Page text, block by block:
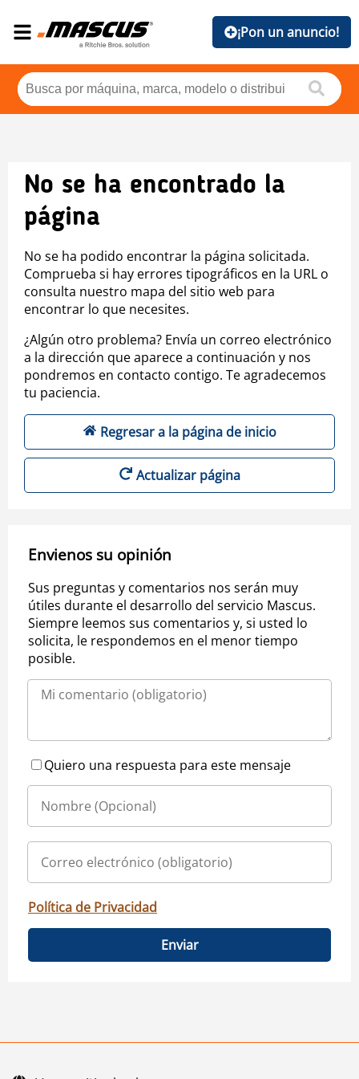
¡Pon un anuncio!
No se ha encontrado la
página
No se ha podido encontrar la página solicitada.
Comprueba si hay errores tipográficos en la URL o
consulta nuestro mapa del sitio web para
encontrar lo que necesites.
¿Algún otro problema? Envía un correo electrónico
a la dirección que aparece a continuación y nos
pondremos en contacto contigo. Te agradecemos
tu paciencia.
Regresar a la página de inicio
Actualizar página
Envienos su opinión
Sus preguntas y comentarios nos serán muy
útiles durante el desarrollo del servicio Mascus.
Siempre leemos sus comentarios y, si usted lo
solicita, le respondemos en el menor tiempo
posible.
Quiero una respuesta para este mensaje
Política de Privacidad
Enviar